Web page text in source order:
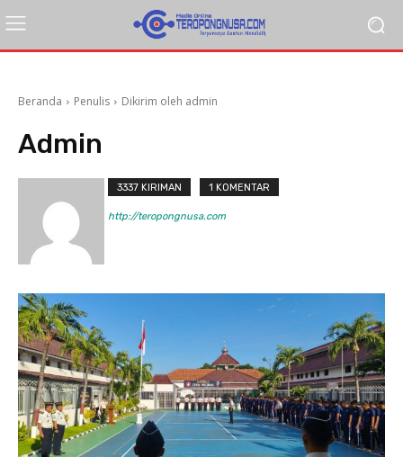
Beranda Penulis Dikirim oleh admin
Admin
3337 KIRIMAN 1 KOMENTAR
http://teropongnusa.com